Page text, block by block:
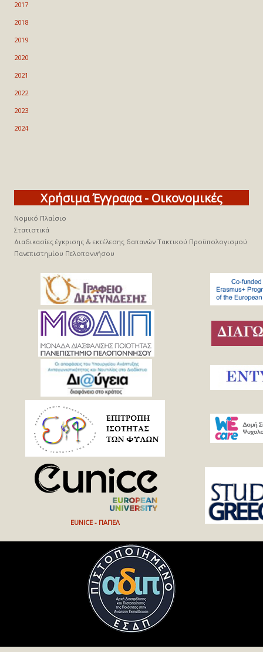
2017
2018
2019
2020
2021
2022
2023
2024
ΧρήσιμαΈγγραφα - Οικονομικές
Νομικό Πλαίσιο
Στατιστικά
Διαδικασίες έγκρισης & εκτέλεσης δαπανών Τακτικού Προϋπολογισμού
Πανεπιστημίου Πελοποννήσου
EUNICE - ΠΑΠΕΛ